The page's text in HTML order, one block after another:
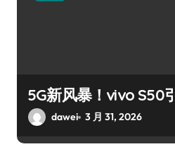
5G新风暴！vivo S50
dawei 3 月 31, 2026